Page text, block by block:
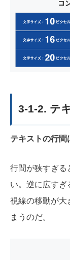
3-1-2. テ
テキストの行間
行間が狭すぎる
い。逆に広すぎ
視線の移動が大
まうのだ。